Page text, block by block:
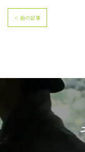
< 前の記事